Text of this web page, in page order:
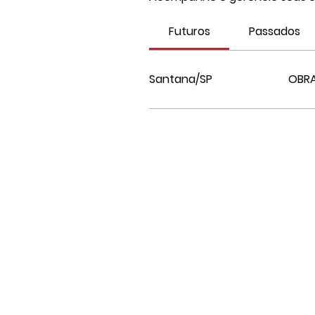
Futuros Passados
Santana/SP